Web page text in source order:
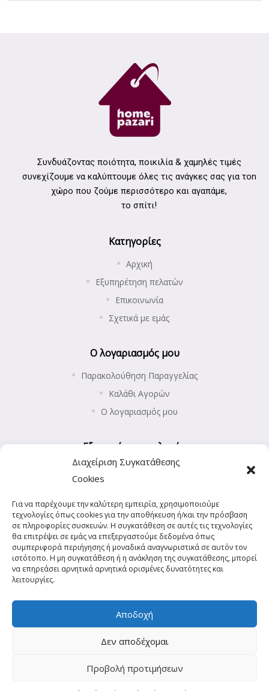
Διαχείριση Συγκατάθεσης
Cookies
Για να παρέχουμε την καλύτερη εμπειρία, χρησιμοποιούμε
τεχνολογίες όπως cookies για την αποθήκευση ή/και την πρόσβαση
σε πληροφορίες συσκευών. Η συγκατάθεση σε αυτές τις τεχνολογίες
θα επιτρέψει σε εμάς να επεξεργαστούμε δεδομένα όπως
συμπεριφορά περιήγησης ή μοναδικά αναγνωριστικά σε αυτόν τον
ιστότοπο. Η μη συγκατάθεση ή η ανάκληση της συγκατάθεσης, μπορεί
να επηρεάσει αρνητικά αρνητικά ορισμένες δυνατότητες και
λειτουργίες.
Αποδοχή
Δεν αποδέχομαι
Προβολή προτιμήσεων
Συνδυάζοντας ποιότητα, ποικιλία & χαμηλές τιμές
συνεχίζουμε να καλύπτουμε όλες τις ανάγκες σας για τοn
χώρο που ζούμε περισσότερο και αγαπάμε,
το σπίτι!
Κατηγορίες
Αρχική
Εξυπηρέτηση πελατών
Επικοινωνία
Σχετικά με εμάς
Ο λογαριασμός μου
Παρακολούθηση Παραγγελίας
Καλάθι Αγορών
Ο λογαριασμός μου
Εξυπηρέτηση πελατών
Επιστροφές προϊόντων
Πολιτική Απορρήτου
Πολιτική Cookies (ΕΕ)
Copyright © 2021 Powered by Spirito. All Rights Reserved.